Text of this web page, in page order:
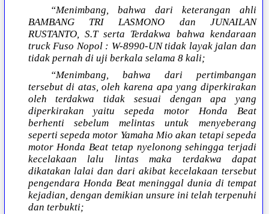
“Menimbang, bahwa dari keterangan ahli
BAMBANG TRI LASMONO dan JUNAILAN
RUSTANTO, S.T serta Terdakwa bahwa kendaraan
truck Fuso Nopol : W-8990-UN tidak layak jalan dan
tidak pernah di uji berkala selama 8 kali;
“Menimbang, bahwa dari pertimbangan
tersebut di atas, oleh karena apa yang diperkirakan
oleh terdakwa tidak sesuai dengan apa yang
diperkirakan yaitu sepeda motor Honda Beat
berhenti sebelum melintas untuk menyeberang
seperti sepeda motor Yamaha Mio akan tetapi sepeda
motor Honda Beat tetap nyelonong sehingga terjadi
kecelakaan lalu lintas maka terdakwa dapat
dikatakan lalai dan dari akibat kecelakaan tersebut
pengendara Honda Beat meninggal dunia di tempat
kejadian, dengan demikian unsure ini telah terpenuhi
dan terbukti;